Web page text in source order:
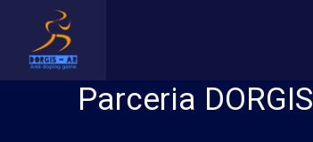
Parceria DORGIS